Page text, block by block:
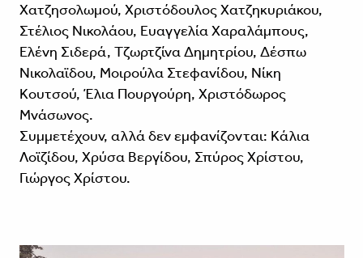
Χατζησολωμού, Χριστόδουλος Χατζηκυριάκου,
Στέλιος Νικολάου, Ευαγγελία Χαραλάμπους,
Ελένη Σιδερά, Τζωρτζίνα Δημητρίου, Δέσπω
Νικολαϊδου, Μοιρούλα Στεφανίδου, Νίκη
Κουτσού, Έλια Πουργούρη, Χριστόδωρος
Μνάσωνος.
Συμμετέχουν, αλλά δεν εμφανίζονται: Κάλια
Λοϊζίδου, Χρύσα Βεργίδου, Σπύρος Χρίστου,
Γιώργος Χρίστου.